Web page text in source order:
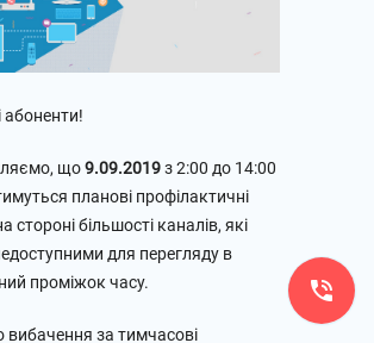
абоненти!
що9.09.2019з 2:00 до 14:00
планові профілактичні
стороні більшості каналів, які
для перегляду в
проміжок часу.
вибачення за тимчасові